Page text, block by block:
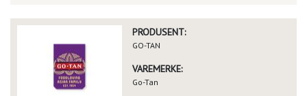
PRODUSENT:
GO-TAN
VAREMERKE:
Go-Tan